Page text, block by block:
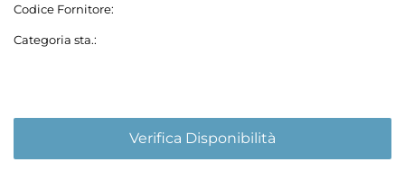
Codice Fornitore:
Categoria sta.:
Verifica Disponibilità